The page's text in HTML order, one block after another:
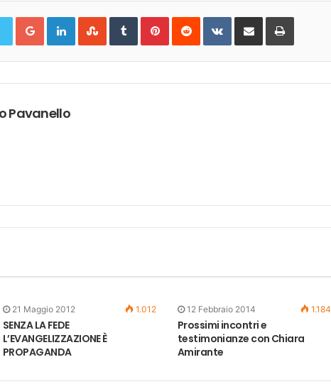
Google+LinkedInStumbleUpon
TumblrPinterestReddit VKontakteShare
Email
Print
Pavanello
21 Maggio 2012 1.012
SENZA LA FEDE
L’EVANGELIZZAZIONE È
PROPAGANDA
12 Febbraio 2014 1.184
Prossimi incontri e
testimonianze con Chiara
Amirante